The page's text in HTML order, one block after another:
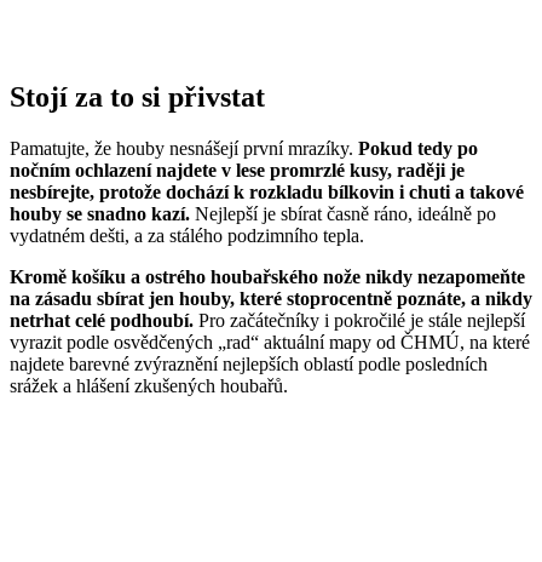
Stojí za to si přivstat
Pamatujte, že houby nesnášejí první mrazíky. Pokud tedy po
nočním ochlazení najdete v lese promrzlé kusy, raději je
nesbírejte, protože dochází k rozkladu bílkovin i chuti a takové
houby se snadno kazí. Nejlepší je sbírat časně ráno, ideálně po
vydatném dešti, a za stálého podzimního tepla.
Kromě košíku a ostrého houbařského nože nikdy nezapomeňte
na zásadu sbírat jen houby, které stoprocentně poznáte, a nikdy
netrhat celé podhoubí. Pro začátečníky i pokročilé je stále nejlepší
vyrazit podle osvědčených „rad“ aktuální mapy od ČHMÚ, na které
najdete barevné zvýraznění nejlepších oblastí podle posledních
srážek a hlášení zkušených houbařů.